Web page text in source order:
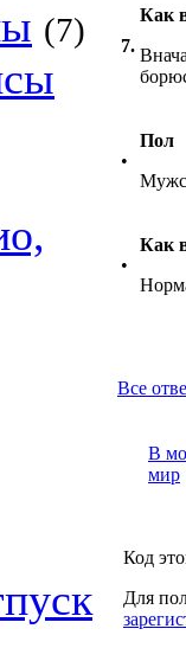
(7) 7.
Как
•
Пол
•
Как
Все
В
мир
Код
Для